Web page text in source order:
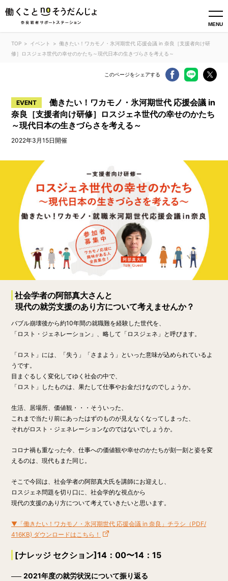
MENU
TOP イベント
働きたい！ワカモノ・氷河期世代 応援会議 in 奈良［支援者向け研
修］ロスジェネ世代の幸せのかたち～現代日本の生きづらさを考える～
このページをシェアする
EVENT
働きたい！ワカモノ・氷河期世代 応援会議 in
奈良［支援者向け研修］ロスジェネ世代の幸せのかたち
～現代日本の生きづらさを考える～
2022年3月15日開催
社会学者の阿部真大さんと
現代の就労支援のあり方について考えませんか？
バブル崩壊後から約10年間の就職難を経験した世代を、
「ロスト・ジェネレーション」、略して「ロスジェネ」と呼びます。
「ロスト」には、「失う」「さまよう」といった意味が込められているよ
うです。
目まぐるしく変化してゆく社会の中で、
「ロスト」したものは、果たして仕事やお金だけなのでしょうか。
生活、居場所、価値観・・・そういった、
これまで当たり前にあったはずのものが見えなくなってしまった、
それがロスト・ジェネレーションなのではないでしょうか。
コロナ禍も重なった今、仕事への価値観や幸せのかたちが刻一刻と姿を変
えるのは、現代もまた同じ。
そこで今回は、社会学者の阿部真大氏を講師にお迎えし、
ロスジェネ問題を切り口に、社会学的な視点から
現代の支援のあり方について考えていきたいと思います。
▼「働きたい！ワカモノ・氷河期世代 応援会議 in 奈良」チラシ（PDF/
416KB) ダウンロードはこちら！
[ナレッジ セクション]14：00〜14：15
2021年度の就労状況について振り返る